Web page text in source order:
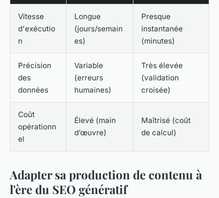
Vitesse
d'exécutio
n
Longue
(jours/semain
es)
Presque
instantanée
(minutes)
Précision
des
données
Variable
(erreurs
humaines)
Très élevée
(validation
croisée)
Coût
opérationn
el
Élevé (main
d’œuvre)
Maîtrisé (coût
de calcul)
Adapter sa production de contenu à
l'ère du SEO génératif